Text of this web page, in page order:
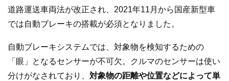
道路運送車両法が改正され、2021年11月から国産新型車
では自動ブレーキの搭載が必須となりました。
自動ブレーキシステムでは、対象物を検知するための
「眼」となるセンサーが不可欠。クルマのセンサーは使い
分けがなされており、 対象物の距離や位置などによって単